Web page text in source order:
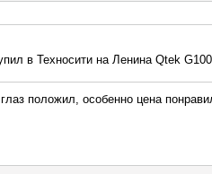
в Техносити на Ленина Qtek
положил, особенно цена